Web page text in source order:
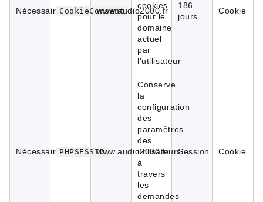
NécessairesCookieConsentwww.audio2000.fr
cookies
pour le
domaine
actuel
par
l’utilisateur
186
jours
Cookie
NécessairesPHPSESSIDwww.audio2000.fr
Conserve
la
configuration
des
paramètres
des
utilisateurs
à
travers
les
demandes
Session Cookie